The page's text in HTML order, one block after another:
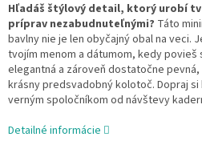
Hľadáš štýlový detail, ktorý urobí
príprav nezabudnuteľnými? Táto
bavlny nie je len obyčajný obal na veci.
tvojím menom a dátumom, kedy povieš
elegantná a zároveň dostatočne
krásny predsvadobný kolotoč. Dopraj
verným spoločníkom od návštevy
Detailné informácie